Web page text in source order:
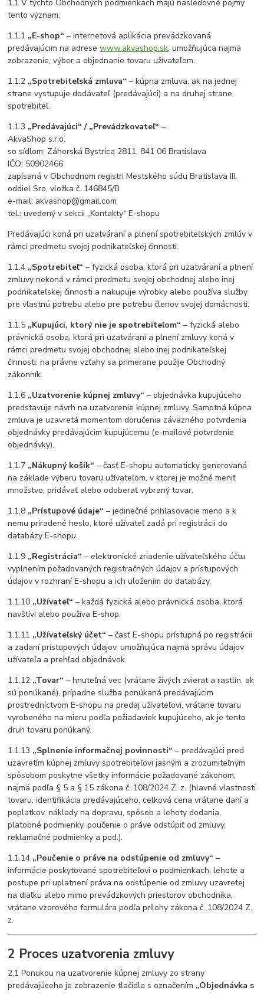
1.1 V týchto Obchodných podmienkach majú nasledovné pojmy
tento význam:
1.1.1 „E-shop“ – internetová aplikácia prevádzkovaná
predávajúcim na adresewww.akvashop.sk, umožňujúca najmä
zobrazenie, výber a objednanie tovaru užívateľom.
1.1.2 „Spotrebiteľská zmluva“ – kúpna zmluva, ak na jednej
strane vystupuje dodávateľ (predávajúci) a na druhej strane
spotrebiteľ.
1.1.3 „Predávajúci“ / „Prevádzkovateľ“ –
AkvaShop s.r.o.
so sídlom: Záhorská Bystrica 2811, 841 06 Bratislava
IČO: 50902466
zapísaná v Obchodnom registri Mestského súdu Bratislava III,
oddiel Sro, vložka č. 146845/B
e-mail: akvashop@gmail.com
tel.: uvedený v sekcii „Kontakty“ E-shopu
Predávajúci koná pri uzatváraní a plnení spotrebiteľských zmlúv v
rámci predmetu svojej podnikateľskej činnosti.
1.1.4 „Spotrebiteľ“ – fyzická osoba, ktorá pri uzatváraní a plnení
zmluvy nekoná v rámci predmetu svojej obchodnej alebo inej
podnikateľskej činnosti a nakupuje výrobky alebo používa služby
pre vlastnú potrebu alebo pre potrebu členov svojej domácnosti.
1.1.5 „Kupujúci, ktorý nie je spotrebiteľom“ – fyzická alebo
právnická osoba, ktorá pri uzatváraní a plnení zmluvy koná v
rámci predmetu svojej obchodnej alebo inej podnikateľskej
činnosti; na právne vzťahy sa primerane použije Obchodný
zákonník.
1.1.6 „Uzatvorenie kúpnej zmluvy“ – objednávka kupujúceho
predstavuje návrh na uzatvorenie kúpnej zmluvy. Samotná kúpna
zmluva je uzavretá momentom doručenia záväzného potvrdenia
objednávky predávajúcim kupujúcemu (e-mailové potvrdenie
objednávky).
1.1.7 „Nákupný košík“ – časť E-shopu automaticky generovaná
na základe výberu tovaru užívateľom, v ktorej je možné meniť
množstvo, pridávať alebo odoberať vybraný tovar.
1.1.8 „Prístupové údaje“ – jedinečné prihlasovacie meno a k
nemu priradené heslo, ktoré užívateľ zadá pri registrácii do
databázy E-shopu.
1.1.9 „Registrácia“ – elektronické zriadenie užívateľského účtu
vyplnením požadovaných registračných údajov a prístupových
údajov v rozhraní E-shopu a ich uložením do databázy.
1.1.10 „Užívateľ“ – každá fyzická alebo právnická osoba, ktorá
navštívi alebo používa E-shop.
1.1.11 „Užívateľský účet“ – časť E-shopu prístupná po registrácii
a zadaní prístupových údajov, umožňujúca najmä správu údajov
užívateľa a prehľad objednávok.
1.1.12 „Tovar“ – hnuteľná vec (vrátane živých zvierat a rastlín, ak
sú ponúkané), prípadne služba ponúkaná predávajúcim
prostredníctvom E-shopu na predaj užívateľovi, vrátane tovaru
vyrobeného na mieru podľa požiadaviek kupujúceho, ak je tento
druh tovaru ponúkaný.
1.1.13 „Splnenie informačnej povinnosti“ – predávajúci pred
uzavretím kúpnej zmluvy spotrebiteľovi jasným a zrozumiteľným
spôsobom poskytne všetky informácie požadované zákonom,
najmä podľa § 5 a § 15 zákona č. 108/2024 Z. z. (hlavné vlastnosti
tovaru, identifikácia predávajúceho, celková cena vrátane daní a
poplatkov, náklady na dopravu, spôsob a lehoty dodania,
platobné podmienky, poučenie o práve odstúpiť od zmluvy,
reklamačné podmienky a pod.).
1.1.14 „Poučenie o práve na odstúpenie od zmluvy“ –
informácie poskytované spotrebiteľovi o podmienkach, lehote a
postupe pri uplatnení práva na odstúpenie od zmluvy uzavretej
na diaľku alebo mimo prevádzkových priestorov obchodníka,
vrátane vzorového formulára podľa prílohy zákona č. 108/2024 Z.
z.
2 Proces uzatvorenia zmluvy
2.1 Ponukou na uzatvorenie kúpnej zmluvy zo strany
predávajúceho je zobrazenie tlačidla s označením „Objednávka s